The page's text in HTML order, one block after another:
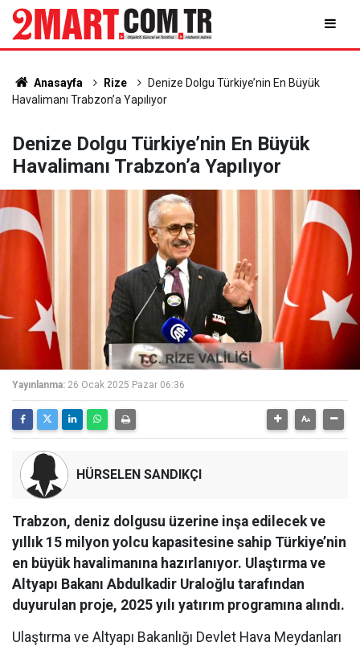
Anasayfa Rize
Denize Dolgu Türkiye’nin En Büyük
Havalimanı Trabzon’a Yapılıyor
Denize Dolgu Türkiye’nin En Büyük
Havalimanı Trabzon’a Yapılıyor
Yayınlanma: 26 Ocak 2025 Pazar 06:36
HÜRSELEN SANDIKÇI
Trabzon, deniz dolgusu üzerine inşa edilecek ve
yıllık 15 milyon yolcu kapasitesine sahip Türkiye’nin
en büyük havalimanına hazırlanıyor. Ulaştırma ve
Altyapı Bakanı Abdulkadir Uraloğlu tarafından
duyurulan proje, 2025 yılı yatırım programına alındı.
Ulaştırma ve Altyapı Bakanlığı Devlet Hava Meydanları